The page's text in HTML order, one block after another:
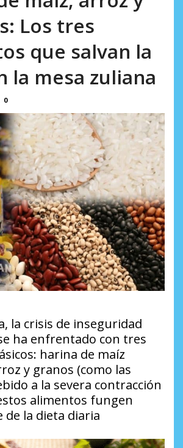
Los tres
que salvan la
la mesa zuliana
0
la crisis de inseguridad
ha enfrentado con tres
harina de maíz
y granos (como las
a la severa contracción
alimentos fungen
de la dieta diaria